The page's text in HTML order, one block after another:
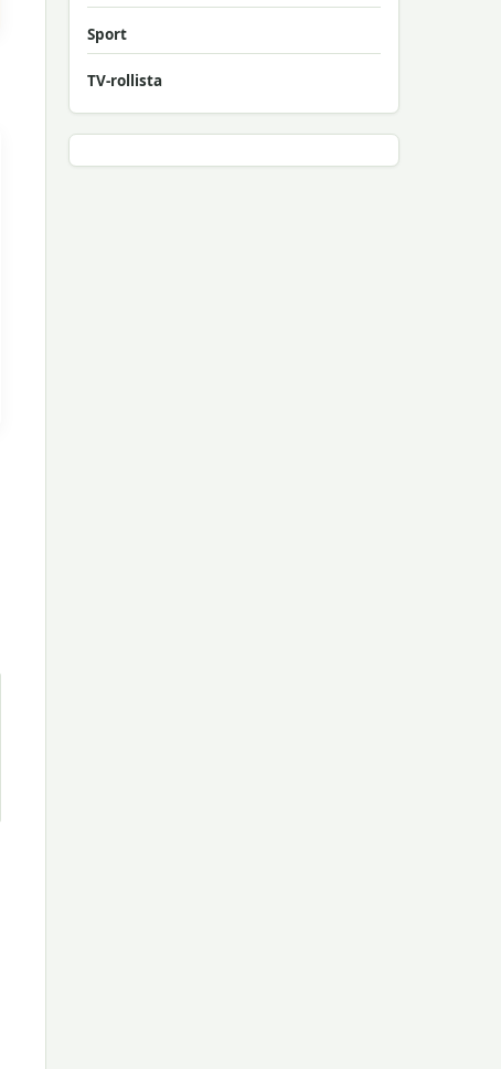
Sport
TV-rollista